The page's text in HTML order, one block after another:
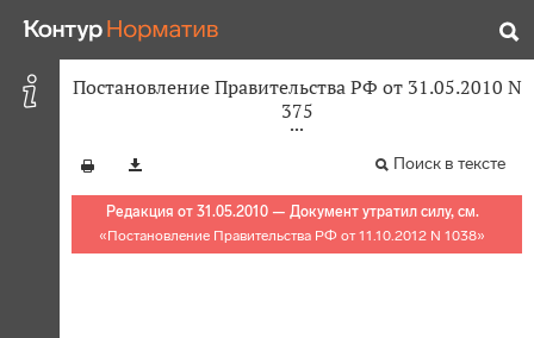
Постановление Правительства РФ от 31.05.2010 N
375
Поиск в тексте
Редакция от 31.05.2010 — Документ утратил силу, см.
«Постановление Правительства РФ от 11.10.2012 N 1038»